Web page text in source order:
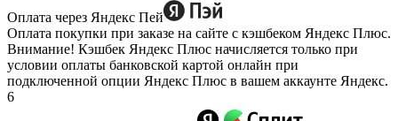
Оплата через Яндекс Пей
Оплата покупки при заказе на сайте с кэшбеком Яндекс Плюс.
Внимание! Кэшбек Яндекс Плюс начисляется только при
условии оплаты банковской картой онлайн при
подключенной опции Яндекс Плюс в вашем аккаунте Яндекс.
6